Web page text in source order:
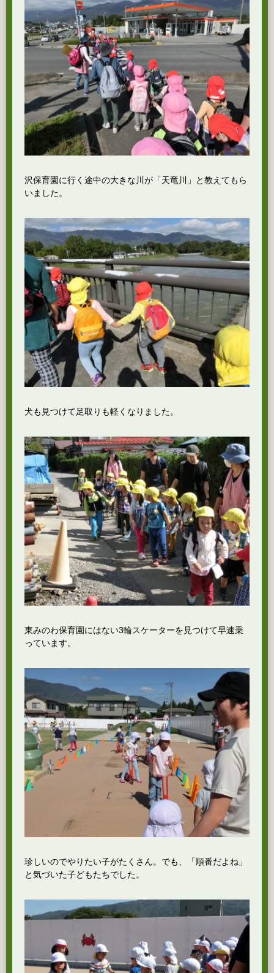
沢保育園に行く途中の大きな川が「天竜川」と教えてもら
いました。
犬も見つけて足取りも軽くなりました。
東みのわ保育園にはない3輪スケーターを見つけて早速乗
っています。
珍しいのでやりたい子がたくさん。でも、「順番だよね」
と気づいた子どもたちでした。